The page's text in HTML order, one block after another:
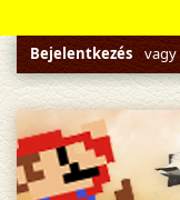
Bejelentkezés vagy